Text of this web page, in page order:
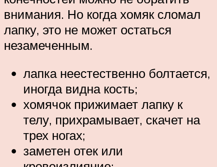
внимания. Но когда хомяк сломал
лапку, это не может остаться
незамеченным.
лапка неестественно болтается,
иногда видна кость;
хомячок прижимает лапку к
телу, прихрамывает, скачет на
трех ногах;
заметен отек или